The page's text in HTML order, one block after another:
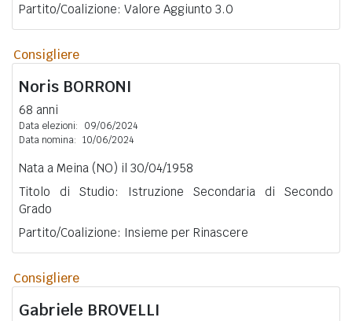
Partito/Coalizione: Valore Aggiunto 3.0
Consigliere
Noris BORRONI
68 anni
Data elezioni:
09/06/2024
Data nomina: 10/06/2024
Nata a Meina (NO) il 30/04/1958
Titolo di Studio: Istruzione Secondaria di Secondo
Grado
Partito/Coalizione: Insieme per Rinascere
Consigliere
Gabriele BROVELLI